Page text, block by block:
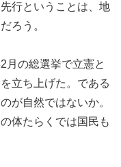
行ということは、地
ろう。
月の総選挙で立憲と
立ち上げた。である
が自然ではないか。
体たらくでは国民も